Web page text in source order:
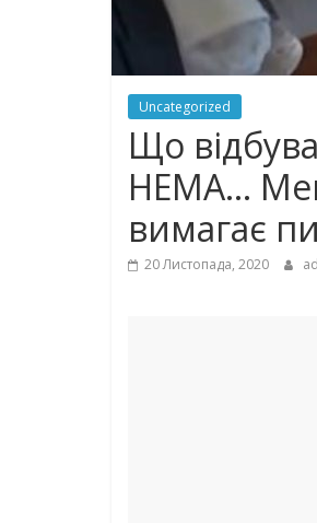
Uncategorized
Що
НЕМА…
вимагає
20 Листопада, 2020